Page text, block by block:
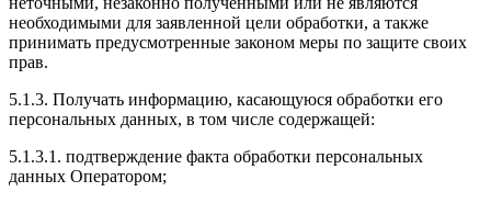
необходимыми для заявленной цели обработки, а также
принимать предусмотренные законом меры по защите своих
прав.
5.1.3. Получать информацию, касающуюся обработки его
персональных данных, в том числе содержащей:
5.1.3.1. подтверждение факта обработки персональных
данных Оператором;